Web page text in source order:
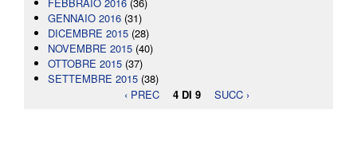
FEBBRAIO 2016 (36)
GENNAIO 2016 (31)
DICEMBRE 2015 (28)
NOVEMBRE 2015 (40)
OTTOBRE 2015 (37)
SETTEMBRE 2015 (38)
‹ PREC
4 DI 9 SUCC ›